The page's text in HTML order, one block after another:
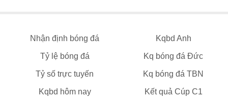
Nhận định bóng đá Kqbd Anh
Tỷ lệ bóng đá Kq bóng đá Đức
Tỷ số trực tuyến Kq bóng đá TBN
Kqbd hôm nay Kết quả Cúp C1